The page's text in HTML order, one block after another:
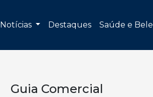
Notícias Destaques Saúde e
Guia Comercial